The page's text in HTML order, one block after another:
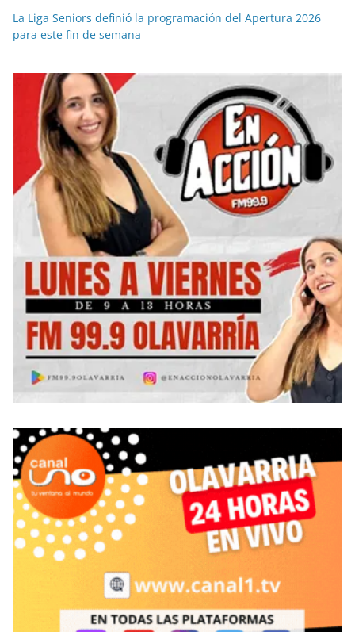
La Liga Seniors definió la programación del Apertura 2026
para este fin de semana